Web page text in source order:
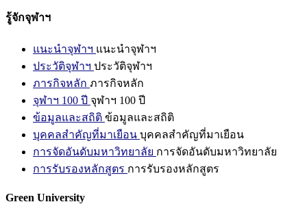
รู้จักจุฬาฯ
แนะนำจุฬาฯ แนะนำจุฬาฯ
ประวัติจุฬาฯ ประวัติจุฬาฯ
ภารกิจหลัก ภารกิจหลัก
จุฬาฯ 100 ปี จุฬาฯ 100 ปี
ข้อมูลและสถิติ ข้อมูลและสถิติ
บุคคลสำคัญที่มาเยือน บุคคลสำคัญที่มาเยือน
การจัดอันดับมหาวิทยาลัย การจัดอันดับมหาวิทยาลัย
การรับรองหลักสูตร การรับรองหลักสูตร
Green University